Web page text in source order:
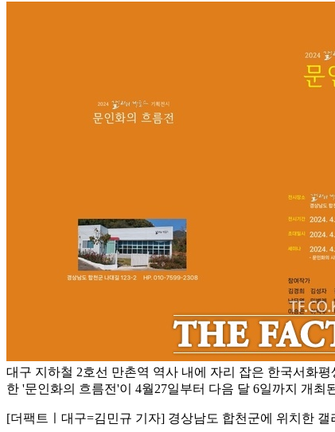
대구 지하철 2호선 만촌역 역사 내에 자리 잡은 한국서화
한 '문인화의 흐름전'이 4월27일부터 다음 달 6일까지 개최
[더팩트ㅣ대구=김민규 기자] 경상남도 합천군에 위치한